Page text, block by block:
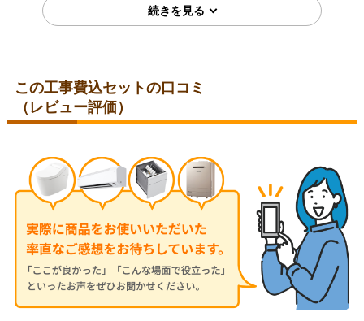
福岡県福岡市
東芝 ルームエアコン RAS-
2515TM-W
東京都杉並区
東芝 ルームエアコン RAS-
2214TM
福岡県福岡市
この工事費込セットの口コミ
（レビュー評価）